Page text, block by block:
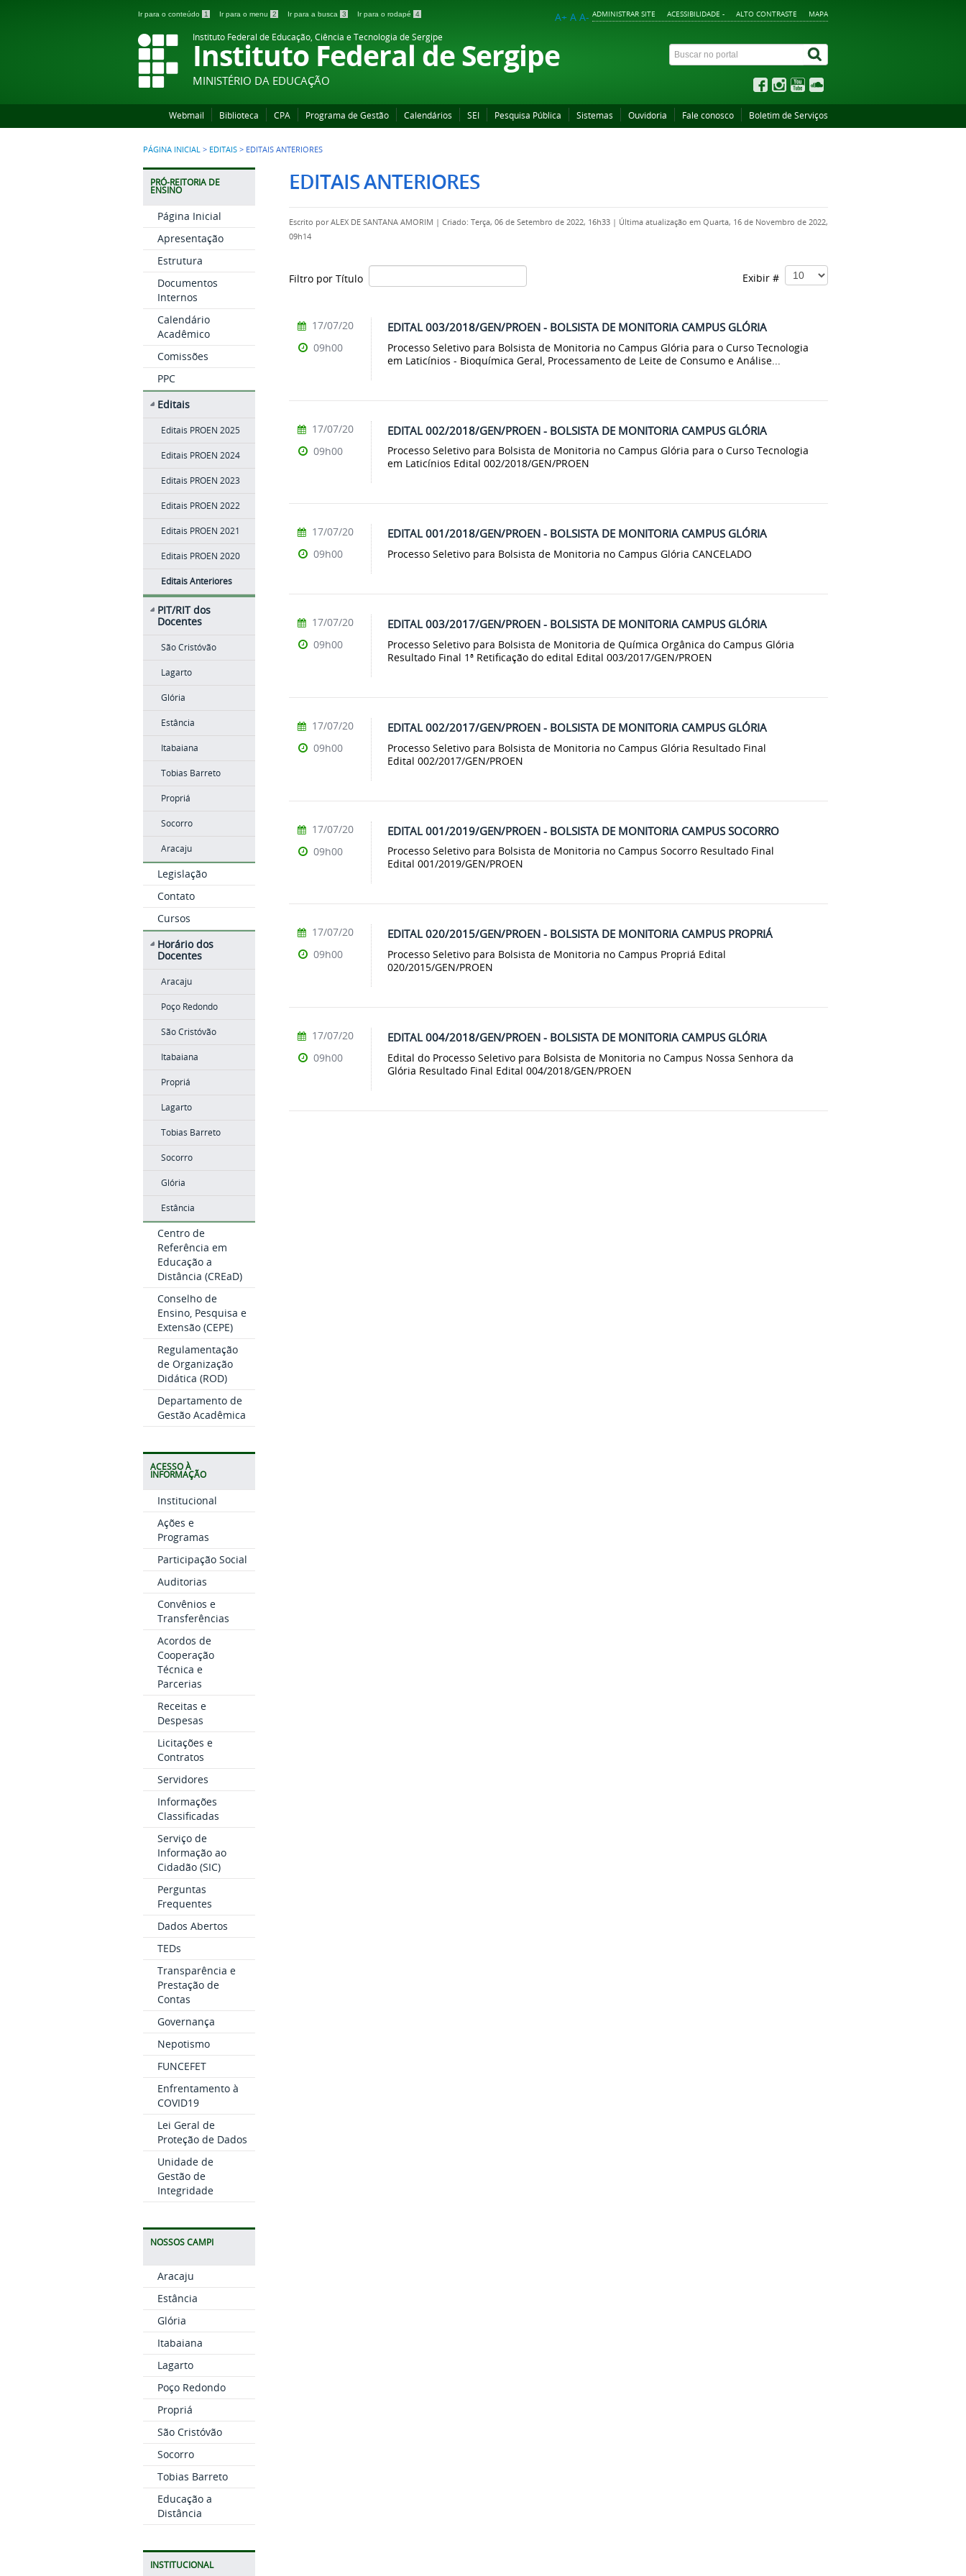
Ir para o conteúdo 1 Ir para o menu 2 Ir para a busca 3 Ir para o rodapé 4 ADMINISTRAR SITE ACESSIBILIDADE - ALTO CONTRASTE MAPA
A+ A A-
Instituto Federal de Educação, Ciência e Tecnologia de Sergipe
Instituto Federal de Sergipe
MINISTÉRIO DA EDUCAÇÃO
Webmail Biblioteca CPA Programa de Gestão Calendários SEI Pesquisa Pública Sistemas Ouvidoria Fale conosco Boletim de Serviços
PÁGINA INICIAL > EDITAIS > EDITAIS ANTERIORES
PRÓ-REITORIA DE
ENSINO
Página Inicial
Apresentação
Estrutura
Documentos
Internos
Calendário
Acadêmico
Comissões
PPC
Editais
Editais PROEN 2025
Editais PROEN 2024
Editais PROEN 2023
Editais PROEN 2022
Editais PROEN 2021
Editais PROEN 2020
Editais Anteriores
PIT/RIT dos
Docentes
São Cristóvão
Lagarto
Glória
Estância
Itabaiana
Tobias Barreto
Propriá
Socorro
Aracaju
Legislação
Contato
Cursos
Horário dos
Docentes
Aracaju
Poço Redondo
São Cristóvão
Itabaiana
Propriá
Lagarto
Tobias Barreto
Socorro
Glória
Estância
Centro de
Referência em
Educação a
Distância (CREaD)
Conselho de
Ensino, Pesquisa e
Extensão (CEPE)
Regulamentação
de Organização
Didática (ROD)
Departamento de
Gestão Acadêmica
ACESSO À
INFORMAÇÃO
Institucional
Ações e
Programas
Participação Social
Auditorias
Convênios e
Transferências
Acordos de
Cooperação
Técnica e
Parcerias
Receitas e
Despesas
Licitações e
Contratos
Servidores
Informações
Classificadas
Serviço de
Informação ao
Cidadão (SIC)
Perguntas
Frequentes
Dados Abertos
TEDs
Transparência e
Prestação de
Contas
Governança
Nepotismo
FUNCEFET
Enfrentamento à
COVID19
Lei Geral de
Proteção de Dados
Unidade de
Gestão de
Integridade
NOSSOS CAMPI
Aracaju
Estância
Glória
Itabaiana
Lagarto
Poço Redondo
Propriá
São Cristóvão
Socorro
Tobias Barreto
Educação a
Distância
INSTITUCIONAL
EDITAIS ANTERIORES
Escrito porALEX DE SANTANA AMORIM | Criado: Terça, 06 de Setembro de 2022, 16h33 | Última atualização em Quarta, 16 de Novembro de 2022,
09h14
Filtro por Título Exibir #
EDITAL 003/2018/GEN/PROEN - BOLSISTA DE MONITORIA CAMPUS GLÓRIA
Processo Seletivo para Bolsista de Monitoria no Campus Glória para o Curso Tecnologia
em Laticínios - Bioquímica Geral, Processamento de Leite de Consumo e Análise...
17/07/20
09h00
EDITAL 002/2018/GEN/PROEN - BOLSISTA DE MONITORIA CAMPUS GLÓRIA
Processo Seletivo para Bolsista de Monitoria no Campus Glória para o Curso Tecnologia
em Laticínios Edital 002/2018/GEN/PROEN
17/07/20
09h00
EDITAL 001/2018/GEN/PROEN - BOLSISTA DE MONITORIA CAMPUS GLÓRIA
Processo Seletivo para Bolsista de Monitoria no Campus Glória CANCELADO
17/07/20
09h00
EDITAL 003/2017/GEN/PROEN - BOLSISTA DE MONITORIA CAMPUS GLÓRIA
Processo Seletivo para Bolsista de Monitoria de Química Orgânica do Campus Glória
Resultado Final 1ª Retificação do edital Edital 003/2017/GEN/PROEN
17/07/20
09h00
EDITAL 002/2017/GEN/PROEN - BOLSISTA DE MONITORIA CAMPUS GLÓRIA
Processo Seletivo para Bolsista de Monitoria no Campus Glória Resultado Final
Edital 002/2017/GEN/PROEN
17/07/20
09h00
EDITAL 001/2019/GEN/PROEN - BOLSISTA DE MONITORIA CAMPUS SOCORRO
Processo Seletivo para Bolsista de Monitoria no Campus Socorro Resultado Final
Edital 001/2019/GEN/PROEN
17/07/20
09h00
EDITAL 020/2015/GEN/PROEN - BOLSISTA DE MONITORIA CAMPUS PROPRIÁ
Processo Seletivo para Bolsista de Monitoria no Campus Propriá Edital
020/2015/GEN/PROEN
17/07/20
09h00
EDITAL 004/2018/GEN/PROEN - BOLSISTA DE MONITORIA CAMPUS GLÓRIA
Edital do Processo Seletivo para Bolsista de Monitoria no Campus Nossa Senhora da
Glória Resultado Final Edital 004/2018/GEN/PROEN
17/07/20
09h00